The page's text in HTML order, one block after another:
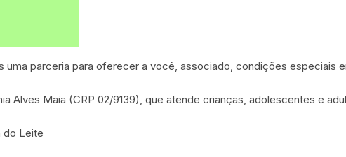
uma parceria para oferecer a você, associado, condições especiais
Alves Maia (CRP 02/9139), que atende crianças, adolescentes e
do Leite